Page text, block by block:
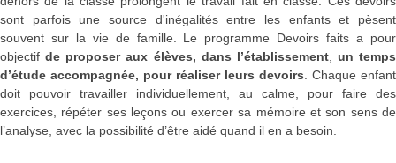
sont parfois une source d'inégalités entre les enfants et pèsent
souvent sur la vie de famille. Le programme Devoirs faits a pour
objectifde proposer aux élèves, dans l’établissement,
un temps
d’étude accompagnée, pour réaliser leurs devoirs . Chaque enfant
doit pouvoir travailler individuellement, au calme, pour faire des
exercices, répéter ses leçons ou exercer sa mémoire et son sens de
l’analyse, avec la possibilité d’être aidé quand il en a besoin.